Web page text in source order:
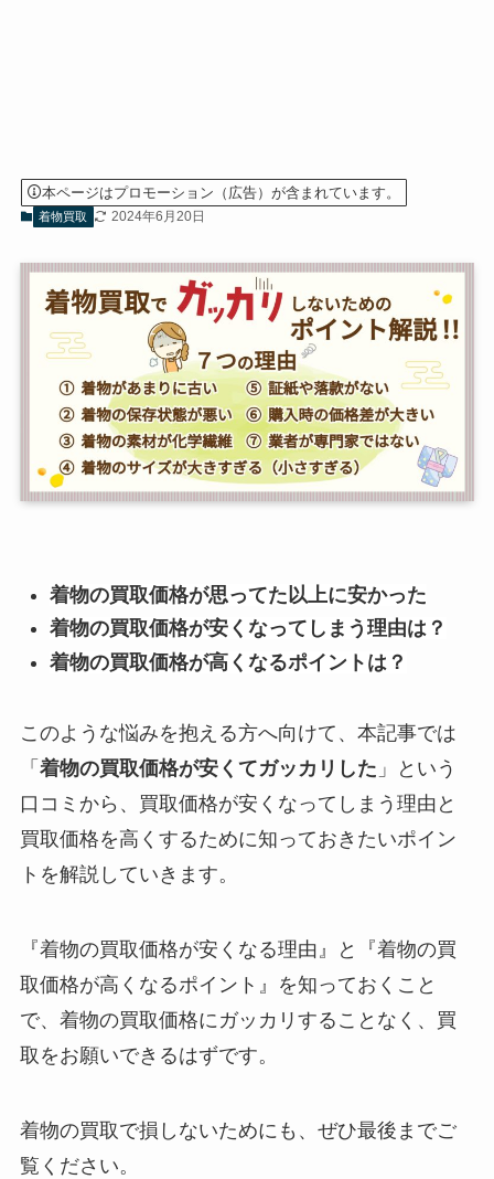
本ページはプロモーション（広告）が含まれています。
着物買取 2024年6月20日
着物の買取価格が思ってた以上に安かった
着物の買取価格が安くなってしまう理由は？
着物の買取価格が高くなるポイントは？
このような悩みを抱える方へ向けて、本記事では
「 着物の買取価格が安くてガッカリした 」という
口コミから、買取価格が安くなってしまう理由と
買取価格を高くするために知っておきたいポイン
トを解説していきます。
『着物の買取価格が安くなる理由』と『着物の買
取価格が高くなるポイント』を知っておくこと
で、着物の買取価格にガッカリすることなく、買
取をお願いできるはずです。
着物の買取で損しないためにも、ぜひ最後までご
覧ください。